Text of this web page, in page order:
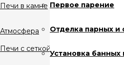
Первое парение
Отделка парных и
Установка банных
Печи в камне
Атмосфера
Печи с сеткой